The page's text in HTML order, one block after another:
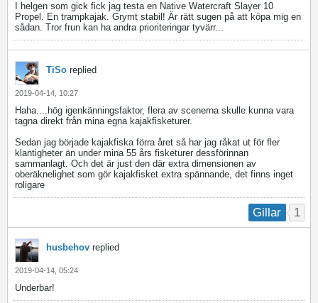
I helgen som gick fick jag testa en Native Watercraft Slayer 10
Propel. En trampkajak. Grymt stabil! Är rätt sugen på att köpa mig en
sådan. Tror frun kan ha andra prioriteringar tyvärr...
TiSo replied
2019-04-14, 10:27
Haha....hög igenkänningsfaktor, flera av scenerna skulle kunna vara
tagna direkt från mina egna kajakfisketurer.
Sedan jag började kajakfiska förra året så har jag råkat ut för fler
klantigheter än under mina 55 års fisketurer dessförinnan
sammanlagt. Och det är just den där extra dimensionen av
oberäknelighet som gör kajakfisket extra spännande, det finns inget
roligare
Gillar 1
husbehov replied
2019-04-14, 05:24
Underbar!